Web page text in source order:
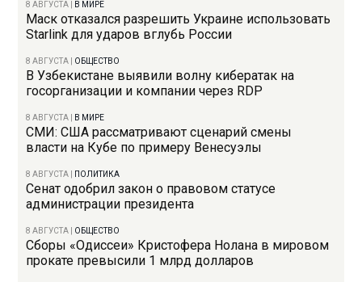
8 АВГУСТА В МИРЕ
Маск отказался разрешить Украине использовать
Starlink для ударов вглубь России
8 АВГУСТА ОБЩЕСТВО
В Узбекистане выявили волну кибератак на
госорганизации и компании через RDP
8 АВГУСТА В МИРЕ
СМИ: США рассматривают сценарий смены
власти на Кубе по примеру Венесуэлы
8 АВГУСТА ПОЛИТИКА
Сенат одобрил закон о правовом статусе
администрации президента
8 АВГУСТА ОБЩЕСТВО
Сборы «Одиссеи» Кристофера Нолана в мировом
прокате превысили 1 млрд долларов